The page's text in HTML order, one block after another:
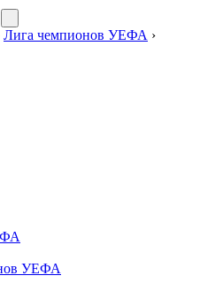
Лига чемпионов УЕФА ›
УЕФА